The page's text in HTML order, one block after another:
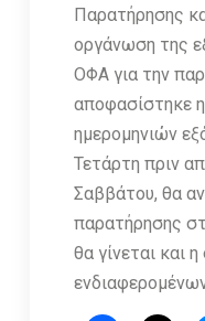
Παρατήρησης
οργάνωση της
ΟΦΑ για την
αποφασίστηκε
ημερομηνιών
Τετάρτη πριν
Σαββάτου, θα
παρατήρησης
θα γίνεται και